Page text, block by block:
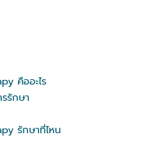
คืออะไร
รักษา
รักษาที่ไหน